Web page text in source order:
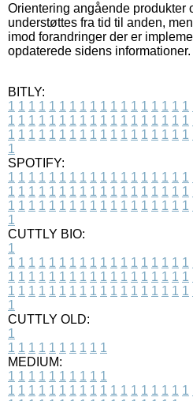
Orientering angående produkter
understøttes fra tid til anden,
imod forandringer der er
opdaterede sidens informationer.
BITLY:
1 1 1 1 1 1 1 1 1 1 1 1 1 1 1 1 1 1
1 1 1 1 1 1 1 1 1 1 1 1 1 1 1 1 1 1
1 1 1 1 1 1 1 1 1 1 1 1 1 1 1 1 1 1
1
SPOTIFY:
1 1 1 1 1 1 1 1 1 1 1 1 1 1 1 1 1 1
1 1 1 1 1 1 1 1 1 1 1 1 1 1 1 1 1 1
1 1 1 1 1 1 1 1 1 1 1 1 1 1 1 1 1 1
1
CUTTLY BIO:
1
1 1 1 1 1 1 1 1 1 1 1 1 1 1 1 1 1 1
1 1 1 1 1 1 1 1 1 1 1 1 1 1 1 1 1 1
1 1 1 1 1 1 1 1 1 1 1 1 1 1 1 1 1 1
1
CUTTLY OLD:
1
1 1 1 1 1 1 1 1 1 1
MEDIUM:
1 1 1 1 1 1 1 1 1 1
1 1 1 1 1 1 1 1 1 1 1 1 1 1 1 1 1 1